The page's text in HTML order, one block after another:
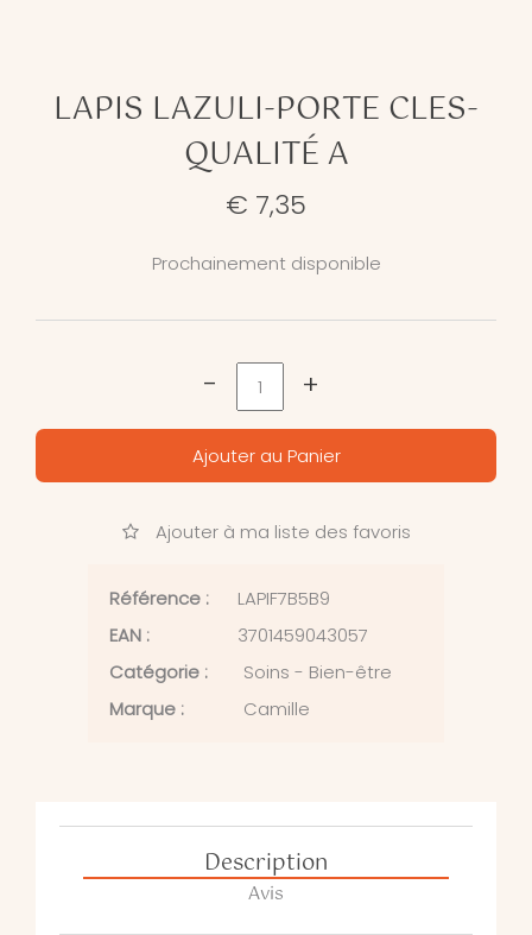
LAPIS LAZULI-PORTE CLES-
QUALITÉ A
€ 7,35
Prochainement disponible
- +
Ajouter au Panier
Ajouter à ma liste des favoris
Référence :
LAPIF7B5B9
EAN :
3701459043057
Catégorie :
Soins - Bien-être
Marque :
Camille
Description
Avis